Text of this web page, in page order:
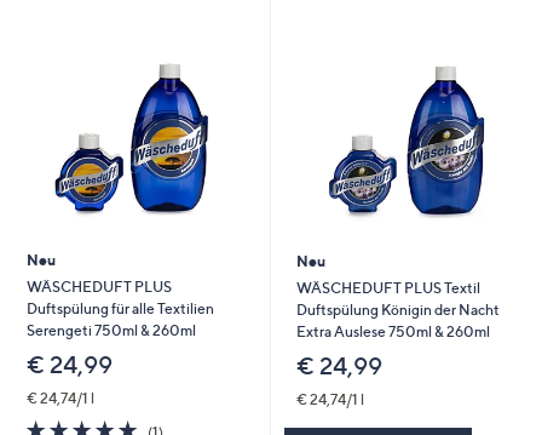
bzw.
um
diese
anzuzeigen.
Neu
WÄSCHEDUFT PLUS
Duftspülung für alle Textilien
Serengeti 750ml & 260ml
€ 24,99
€ 24,74/1 l
5.01
Neu
WÄSCHEDUFT PLUS Textil
Duftspülung Königin der Nacht
Extra Auslese 750ml & 260ml
€ 24,99
€ 24,74/1 l